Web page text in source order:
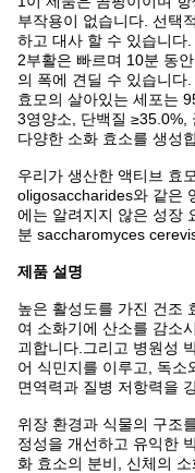
부작용이 없습니다. 선택
하고 대사 할 수 있습니다.
2부활은 빠르며 10분 동
의 폭에 견딜 수 있습니다
효모의 살아있는 세포는
3영양소, 단백질 ≥35.0%,
다양한 소화 효소를 생성
우리가 생산한 액티브 효
oligosaccharides와 같은
에는 알려지지 않은 성장
분 saccharomyces
제품 설명
높은 활성도를 가진 건조
여 소화기에 산소를 감소
괴합니다.그리고 병원성
어 식민지를 이루고, 독소
면역력과 질병 저항력을
위장 환경과 식물의 구조
정성을 개선하고 유익한
화 효소의 분비, 신체의